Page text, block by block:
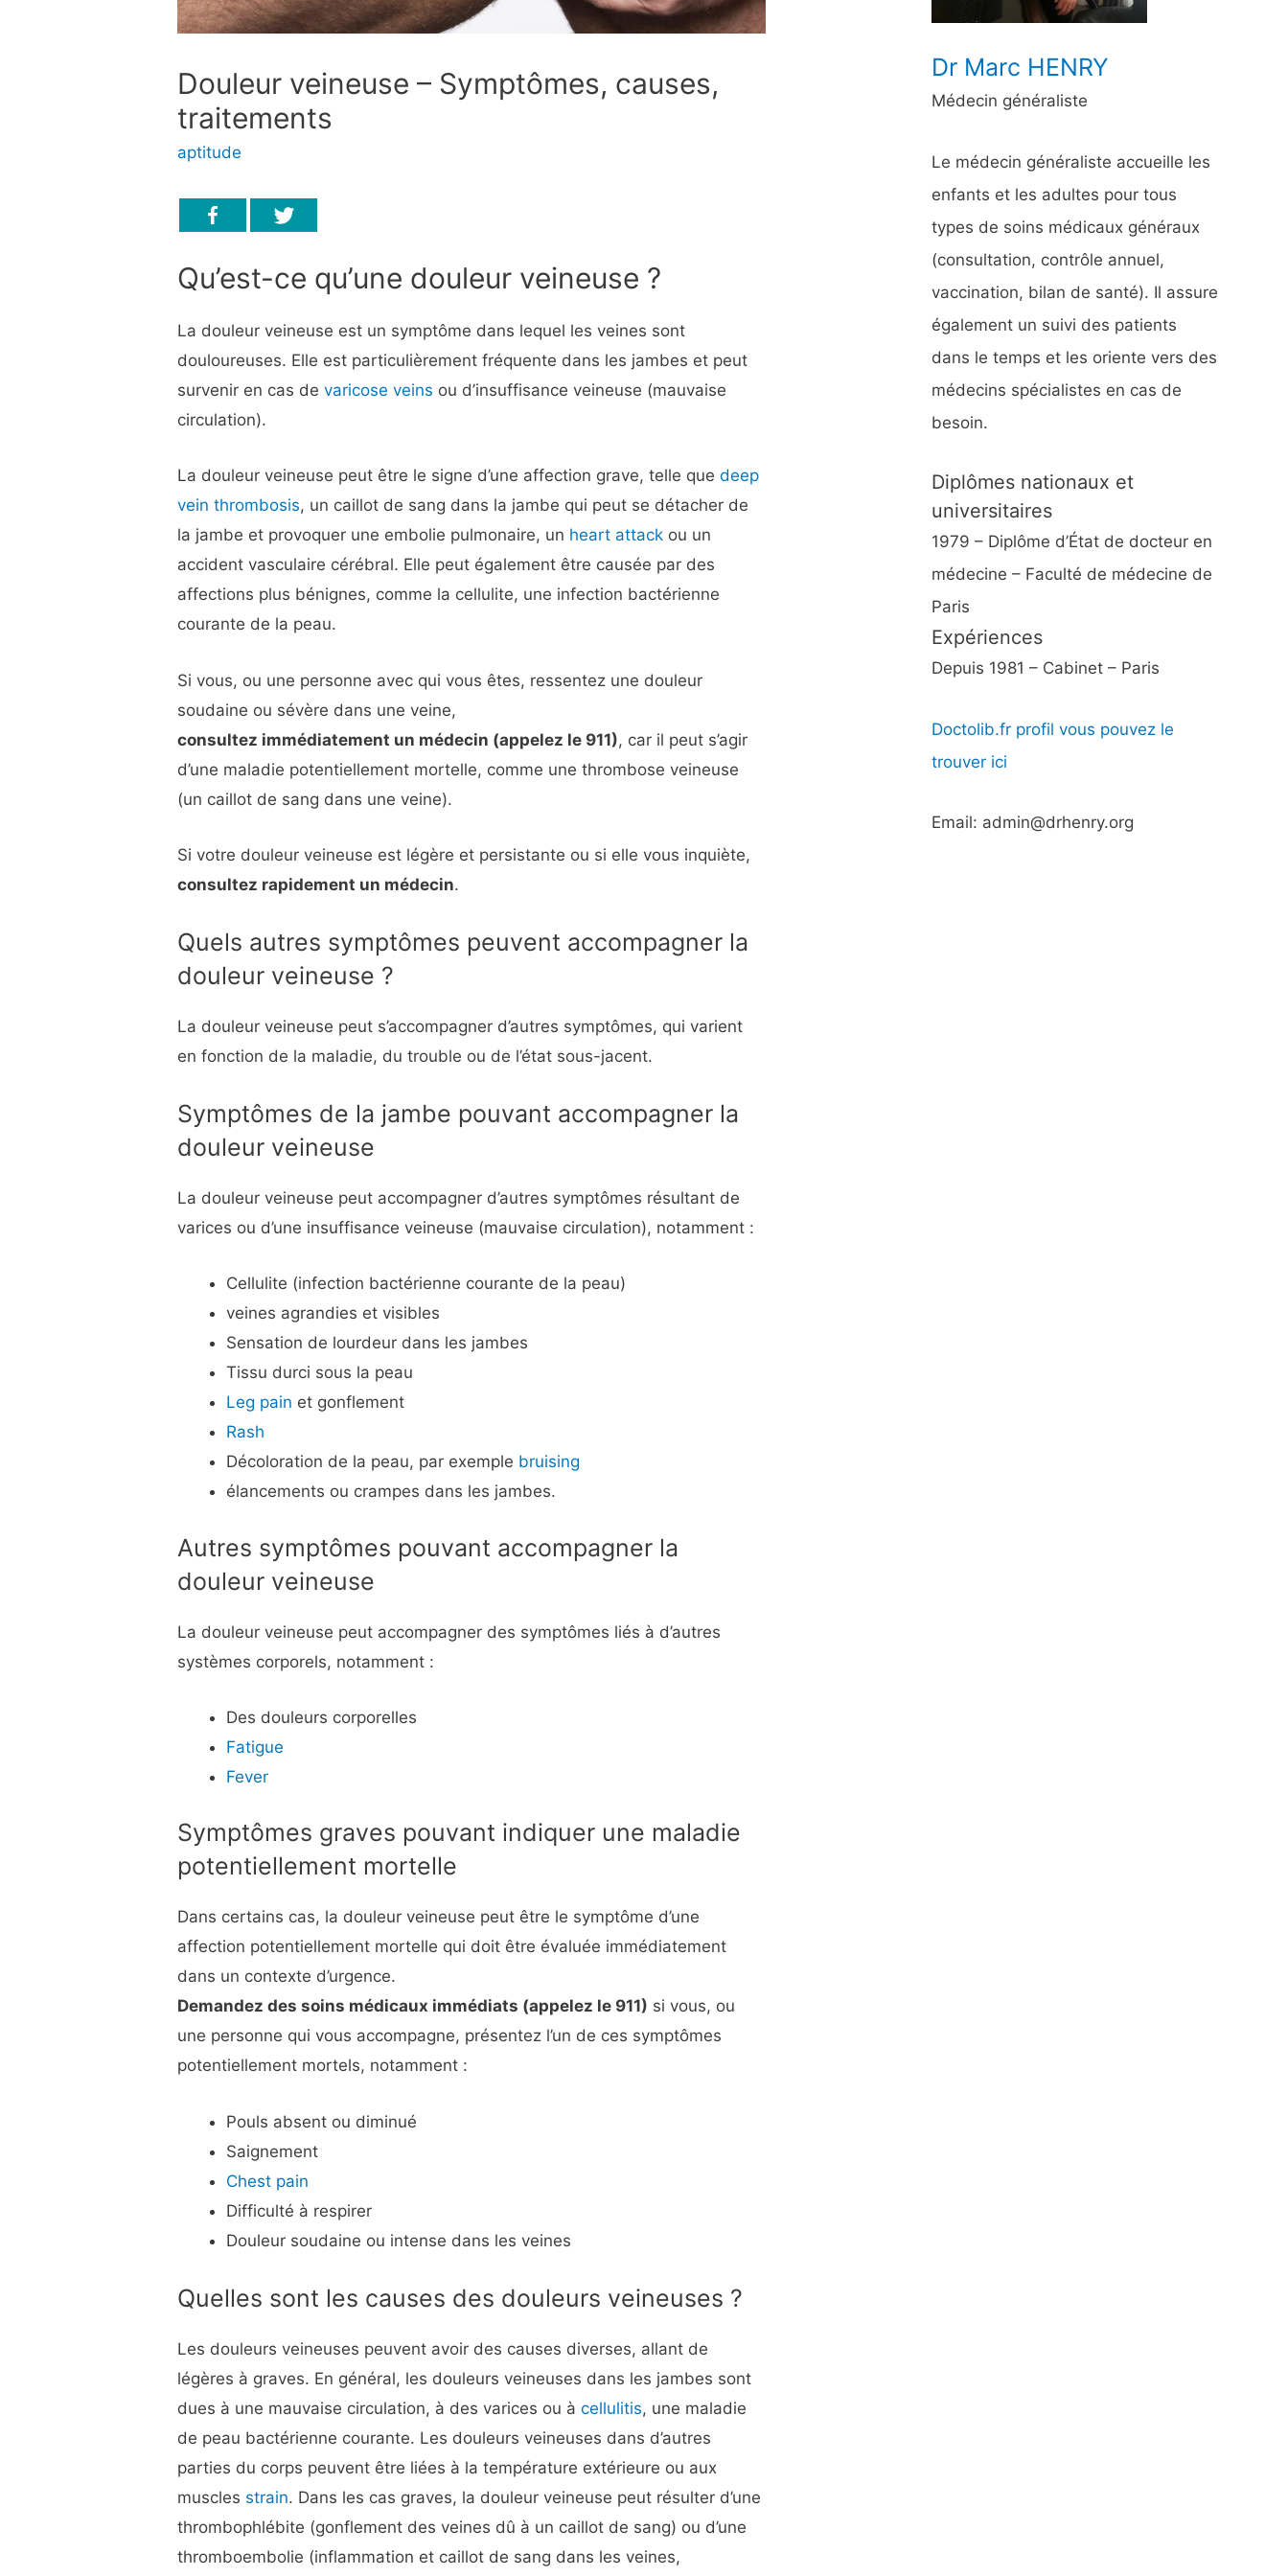
Douleur veineuse – Symptômes, causes,
traitements
aptitude
Qu’est-ce qu’une douleur veineuse ?
La douleur veineuse est un symptôme dans lequel les veines sont
douloureuses. Elle est particulièrement fréquente dans les jambes et peut
survenir en cas devaricose veins ou d’insuffisance veineuse (mauvaise
circulation).
La douleur veineuse peut être le signe d’une affection grave, telle quedeep
vein thrombosis, un caillot de sang dans la jambe qui peut se détacher de
la jambe et provoquer une embolie pulmonaire, un heart attack ou un
accident vasculaire cérébral. Elle peut également être causée par des
affections plus bénignes, comme la cellulite, une infection bactérienne
courante de la peau.
Si vous, ou une personne avec qui vous êtes, ressentez une douleur
soudaine ou sévère dans une veine,
consultez immédiatement un médecin (appelez le 911), car il peut s’agir
d’une maladie potentiellement mortelle, comme une thrombose veineuse
(un caillot de sang dans une veine).
Si votre douleur veineuse est légère et persistante ou si elle vous inquiète,
consultez rapidement un médecin.
Quels autres symptômes peuvent accompagner la
douleur veineuse ?
La douleur veineuse peut s’accompagner d’autres symptômes, qui varient
en fonction de la maladie, du trouble ou de l’état sous-jacent.
Symptômes de la jambe pouvant accompagner la
douleur veineuse
La douleur veineuse peut accompagner d’autres symptômes résultant de
varices ou d’une insuffisance veineuse (mauvaise circulation), notamment :
Cellulite (infection bactérienne courante de la peau)
veines agrandies et visibles
Sensation de lourdeur dans les jambes
Tissu durci sous la peau
Leg pain et gonflement
Rash
Décoloration de la peau, par exemple bruising
élancements ou crampes dans les jambes.
Autres symptômes pouvant accompagner la
douleur veineuse
La douleur veineuse peut accompagner des symptômes liés à d’autres
systèmes corporels, notamment :
Des douleurs corporelles
Fatigue
Fever
Symptômes graves pouvant indiquer une maladie
potentiellement mortelle
Dans certains cas, la douleur veineuse peut être le symptôme d’une
affection potentiellement mortelle qui doit être évaluée immédiatement
dans un contexte d’urgence.
Demandez des soins médicaux immédiats (appelez le 911) si vous, ou
une personne qui vous accompagne, présentez l’un de ces symptômes
potentiellement mortels, notamment :
Pouls absent ou diminué
Saignement
Chest pain
Difficulté à respirer
Douleur soudaine ou intense dans les veines
Quelles sont les causes des douleurs veineuses ?
Les douleurs veineuses peuvent avoir des causes diverses, allant de
légères à graves. En général, les douleurs veineuses dans les jambes sont
dues à une mauvaise circulation, à des varices ou àcellulitis, une maladie
de peau bactérienne courante. Les douleurs veineuses dans d’autres
parties du corps peuvent être liées à la température extérieure ou aux
muscles strain. Dans les cas graves, la douleur veineuse peut résulter d’une
thrombophlébite (gonflement des veines dû à un caillot de sang) ou d’une
thromboembolie (inflammation et caillot de sang dans les veines,
Dr Marc HENRY
Médecin généraliste
Le médecin généraliste accueille les
enfants et les adultes pour tous
types de soins médicaux généraux
(consultation, contrôle annuel,
vaccination, bilan de santé). Il assure
également un suivi des patients
dans le temps et les oriente vers des
médecins spécialistes en cas de
besoin.
Diplômes nationaux et
universitaires
1979 – Diplôme d’État de docteur en
médecine – Faculté de médecine de
Paris
Expériences
Depuis 1981 – Cabinet – Paris
Doctolib.fr profil vous pouvez le
trouver ici
Email: admin@drhenry.org